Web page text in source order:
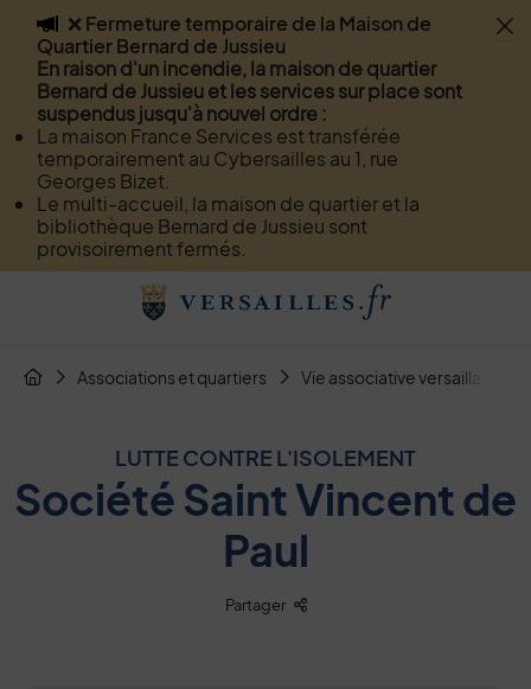
Flash info
❌ Fermeture temporaire de la Maison de
Quartier Bernard de Jussieu
En raison d'un incendie, la maison de quartier
Bernard de Jussieu et les services sur place sont
suspendus jusqu'à nouvel ordre :
La maison France Services est transférée
temporairement au Cybersailles au 1, rue
Georges Bizet.
Le multi-accueil, la maison de quartier et la
bibliothèque Bernard de Jussieu sont
provisoirement fermés.
Menu de raccourcis
Menu
Recherche
Page de contact
Contenu
Retour à l'accueil
Fil d'Arianne de la page
Page d'accueil du site
Associations et quartiers Vie associative versaillaise
LUTTE CONTRE L'ISOLEMENT
Société Saint Vincent de
Paul
Partager Liste des liens de partage